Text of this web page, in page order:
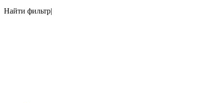
Найти фильтр|